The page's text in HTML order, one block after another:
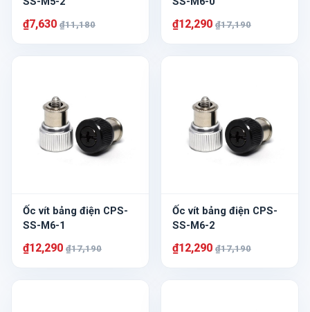
₫7,630 ₫11,180 ₫12,290 ₫17,190
Ốc vít bảng điện CPS-
SS-M6-1
₫12,290 ₫17,190
Ốc vít bảng điện CPS-
SS-M6-2
₫12,290 ₫17,190